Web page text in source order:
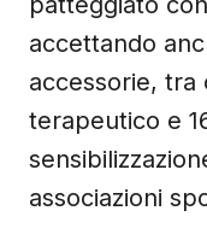
accettando
accessorie, tra
terapeutico e
associazioni